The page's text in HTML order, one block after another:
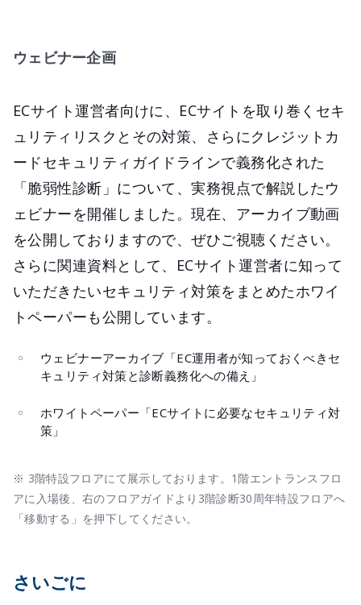
ウェビナー企画
ECサイト運営者向けに、ECサイトを取り巻くセキ
ュリティリスクとその対策、さらにクレジットカ
ードセキュリティガイドラインで義務化された
「脆弱性診断」について、実務視点で解説したウ
ェビナーを開催しました。現在、アーカイブ動画
を公開しておりますので、ぜひご視聴ください。
さらに関連資料として、ECサイト運営者に知って
いただきたいセキュリティ対策をまとめたホワイ
トペーパーも公開しています。
ウェビナーアーカイブ「EC運用者が知っておくべきセ
キュリティ対策と診断義務化への備え」
ホワイトペーパー「ECサイトに必要なセキュリティ対
策」
※ 3階特設フロアにて展示しております。1階エントランスフロ
アに入場後、右のフロアガイドより3階診断30周年特設フロアへ
「移動する」を押下してください。
さいごに